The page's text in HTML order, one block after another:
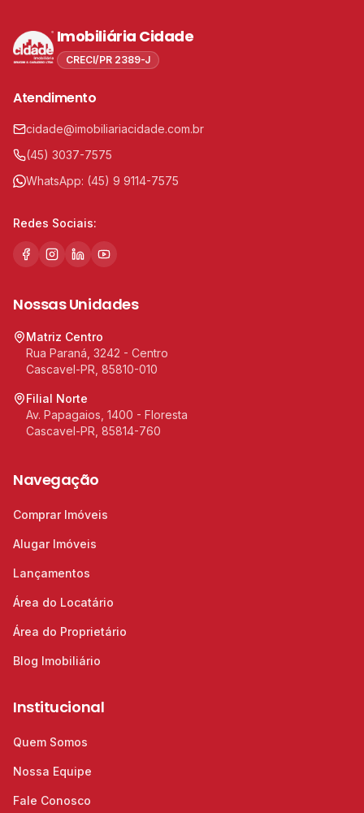
Imobiliária Cidade
CRECI/PR 2389-J
Atendimento
cidade@imobiliariacidade.com.br
(45) 3037-7575
WhatsApp: (45) 9 9114-7575
Redes Sociais:
Nossas Unidades
Matriz Centro
Rua Paraná, 3242 - Centro
Cascavel-PR, 85810-010
Filial Norte
Av. Papagaios, 1400 - Floresta
Cascavel-PR, 85814-760
Navegação
Comprar Imóveis
Alugar Imóveis
Lançamentos
Área do Locatário
Área do Proprietário
Blog Imobiliário
Institucional
Quem Somos
Nossa Equipe
Fale Conosco